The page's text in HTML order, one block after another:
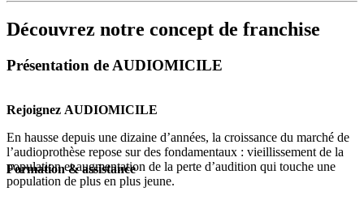
Découvrez notre concept de franchise
Présentation de AUDIOMICILE
Rejoignez AUDIOMICILE
En hausse depuis une dizaine d’années, la croissance du marché de
l’audioprothèse repose sur des fondamentaux : vieillissement de la
population et augmentation de la perte d’audition qui touche une
population de plus en plus jeune.
Formation & assistance